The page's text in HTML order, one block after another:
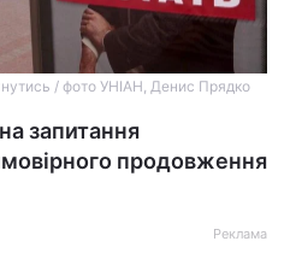
/ фото УНІАН, Денис Прядко
запитання
продовження
Реклама